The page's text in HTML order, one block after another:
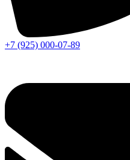
+7 (925) 000-07-89